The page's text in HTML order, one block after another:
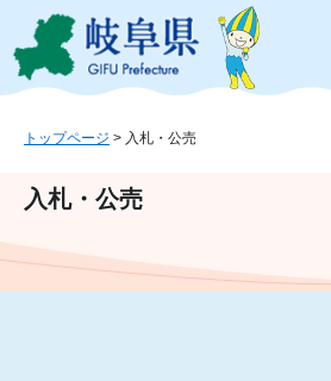
ジ
ュ
文
このページの本文へ
トップページ > 入札・公売
入札・公売